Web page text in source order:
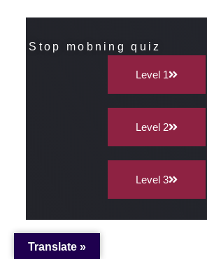
Stop mobning quiz
Level 1
Level 2
Level 3
Translate »